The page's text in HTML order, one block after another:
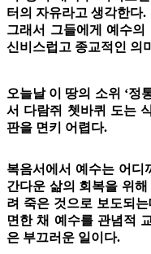
터의 자유라고 생각한다.
그래서 그들에게 예수
신비스럽고 종교적인 의
오늘날 이 땅의 소위 ‘정
서 다람쥐 쳇바퀴 도는
판을 면키 어렵다.
복음서에서 예수는 어디
간다운 삶의 회복을 위
려 죽은 것으로 보도되
면한 채 예수를 관념적
은 부끄러운 일이다.